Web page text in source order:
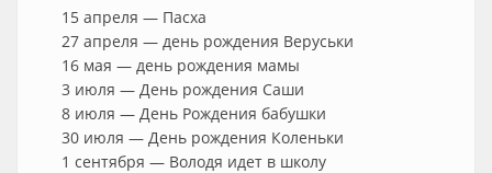
15 апреля — Пасха
27 апреля — день рождения Веруськи
16 мая — день рождения мамы
3 июля — День рождения Саши
8 июля — День Рождения бабушки
30 июля — День рождения Коленьки
1 сентября — Володя идет в школу